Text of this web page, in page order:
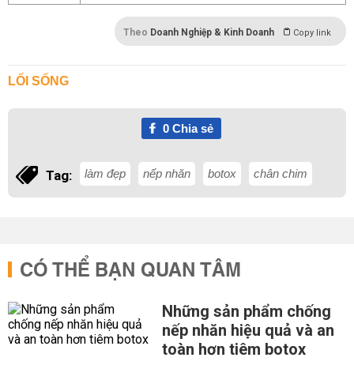
Theo Doanh Nghiệp & Kinh Doanh Copy link
LỐI SỐNG
0Chia sẻ
Tag: làm đẹp nếp nhăn botox chân chim
CÓ THỂ BẠN QUAN TÂM
Những sản phẩm chống
nếp nhăn hiệu quả và an
toàn hơn tiêm botox